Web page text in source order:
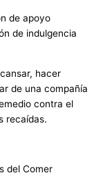
de apoyo
de indulgencia
hacer
de una compañía
contra el
recaídas.
del Comer